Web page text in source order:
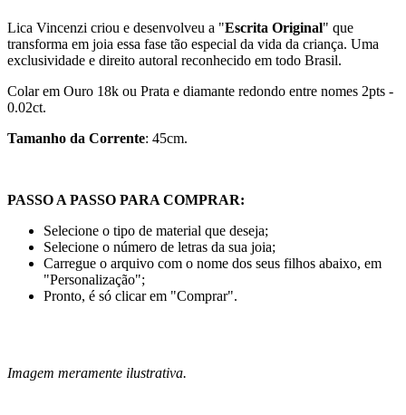
Lica Vincenzi criou e desenvolveu a "Escrita Original" que
transforma em joia essa fase tão especial da vida da criança. Uma
exclusividade e direito autoral reconhecido em todo Brasil.
Colar em Ouro 18k ou Prata e diamante redondo entre nomes 2pts -
0.02ct.
Tamanho da Corrente: 45cm.
PASSO A PASSO PARA COMPRAR:
Selecione o tipo de material que deseja;
Selecione o número de letras da sua joia;
Carregue o arquivo com o nome dos seus filhos abaixo, em
"Personalização";
Pronto, é só clicar em "Comprar".
Imagem meramente ilustrativa.